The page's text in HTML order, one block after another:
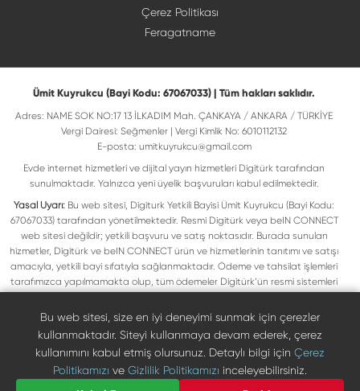
Çerez Politikası
Feragatname
Ümit Kuyrukcu (Bayi Kodu: 67067033) | Tüm hakları saklıdır.
Adres: NAME SOK NO:17 13 İLKADIM Mah. ÇANKAYA / ANKARA / TÜRKİYE
Vergi Dairesi: Seğmenler | Vergi Kimlik No: 6010112132
E-posta: umitkuyrukcu@gmail.com
Evde internet hizmetleri ve dijital yayın hizmetleri Digitürk tarafından
sunulmaktadır. Yalnızca yeni üyelik başvuruları kabul edilmektedir.
Yasal Uyarı: Bu web sitesi, Digiturk Yetkili Bayisi Ümit Kuyrukcu (Bayi Kodu:
67067033) tarafından yönetilmektedir. Resmi Digitürk veya beIN CONNECT
web sitesi değildir; yetkili başvuru ve satış noktasıdır. Burada sunulan
hizmetler, Digitürk ve beIN CONNECT ürün ve hizmetlerinin tanıtımı ve satışı
amacıyla, yetkili bayi sıfatıyla sağlanmaktadır. Ödeme ve tahsilat işlemleri
tarafımızca yapılmamakta olup, tüm ödemeler Digitürk’ün resmi sistemleri
ilgili hak sahiplerine ait olup yasal koruma altındadır. Bu markalar, yalnızca
marka sahiplerinin kullanım koşullarına uygun şekilde kullanılmaktadır. Digitürk
veya beIN CONNECT’in resmi web sitelerine ulaşmak için ilgili markaların
doğrudan resmi kanallarını ziyaret edebilirsiniz.
Digiturk resmî bayi listesinde doğrulayın
Bu web sitesi, size en iyi deneyimi sunmak için çerezler
kullanmaktadır. Siteyi kullanmaya devam ederek, çerez
kullanımını kabul etmiş olursunuz. Detaylı bilgi için Çerez
Politikamızı ve Gizlilik Politikamızı inceleyebilirsiniz.